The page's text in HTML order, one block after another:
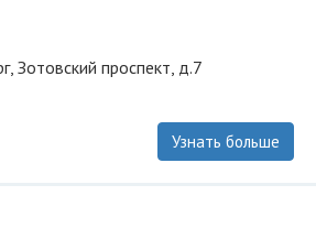
Зотовский проспект, д.7
Узнать больше